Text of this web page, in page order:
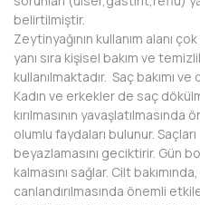
belirtilmiştir.
Zeytinyağının kullanım alanı
yanı sıra kişisel bakım ve
kullanılmaktadır. Saç bakımı
Kadın ve erkekler de saç
kırılmasının
olumlu faydaları bulunur.
beyazlamasını geciktirir. Gün
kalmasını sağlar. Cilt
canlandırılmasında önemli